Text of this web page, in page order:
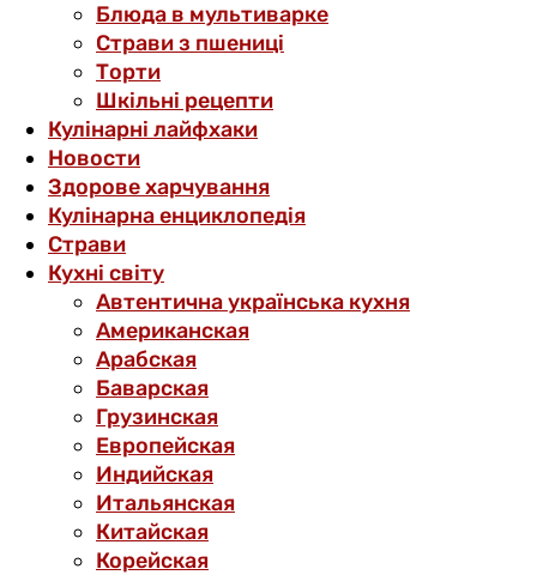
Блюда в мультиварке
Страви з пшениці
Торти
Шкільні рецепти
Кулінарні лайфхаки
Новости
Здорове харчування
Кулінарна енциклопедія
Страви
Кухні світу
Автентична українська кухня
Американская
Арабская
Баварская
Грузинская
Европейская
Индийская
Итальянская
Китайская
Корейская